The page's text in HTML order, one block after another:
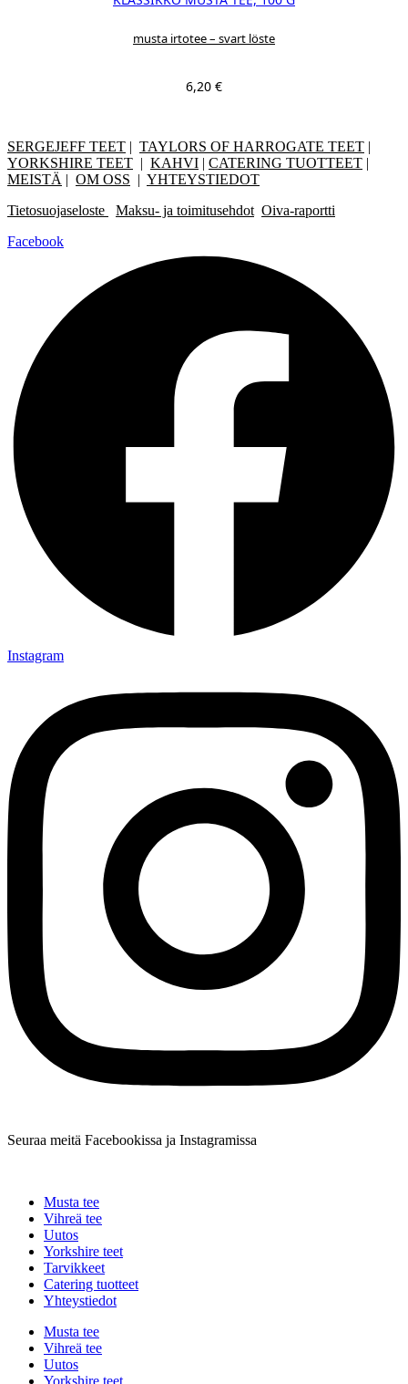
musta irtotee – svart löste
6,20 €
SERGEJEFF TEET | TAYLORS OF HARROGATE TEET |
YORKSHIRE TEET | KAHVI | CATERING TUOTTEET |
MEISTÄ | OM OSS | YHTEYSTIEDOT
Tietosuojaseloste
Maksu- ja toimitusehdot Oiva-raportti
Facebook
Instagram
Seuraa meitä Facebookissa ja Instagramissa
Musta tee
Vihreä tee
Uutos
Yorkshire teet
Tarvikkeet
Catering tuotteet
Yhteystiedot
Musta tee
Vihreä tee
Uutos